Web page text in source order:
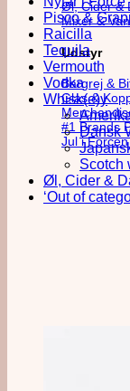
Øl, Cider &
Mixer &
Udstyr
Bargrej &
Glas &
#1 Brands
Jul i
Pisco &
Raicilla
Tequila
Vermouth
Vodka
Whisk(e)y
Dansk
Scotch
Øl, Cider &
‘Out of